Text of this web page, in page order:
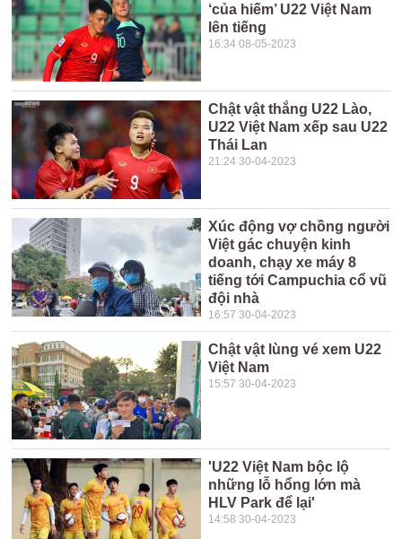
‘của hiếm’ U22 Việt Nam
lên tiếng
16:34 08-05-2023
Chật vật thắng U22 Lào,
U22 Việt Nam xếp sau U22
Thái Lan
21:24 30-04-2023
Xúc động vợ chồng người
Việt gác chuyện kinh
doanh, chạy xe máy 8
tiếng tới Campuchia cổ vũ
đội nhà
16:57 30-04-2023
Chật vật lùng vé xem U22
Việt Nam
15:57 30-04-2023
'U22 Việt Nam bộc lộ
những lỗ hổng lớn mà
HLV Park để lại'
14:58 30-04-2023